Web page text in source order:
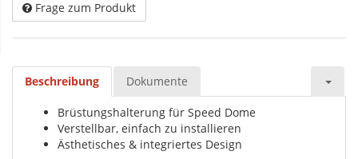
Frage zum Produkt
Beschreibung Dokumente
Brüstungshalterung für Speed Dome
Verstellbar, einfach zu installieren
Ästhetisches & integriertes Design